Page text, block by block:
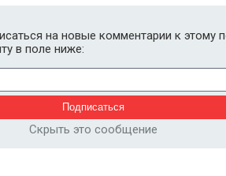
на новые комментарии к этому
в поле ниже:
Скрыть это сообщение